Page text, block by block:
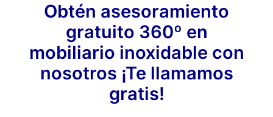
Obtén asesoramiento
gratuito 360º en
mobiliario inoxidable con
nosotros ¡Te llamamos
gratis!